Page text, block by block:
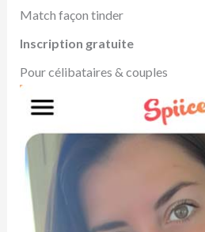
Match façon tinder
Inscription gratuite
Pour célibataires & couples